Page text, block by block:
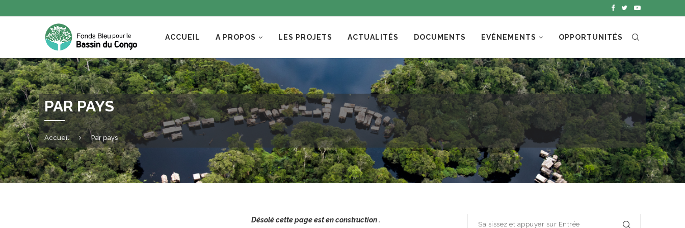
ACCUEIL A PROPOS LES PROJETS ACTUALITÉS DOCUMENTS EVÉNEMENTS OPPORTUNITÉS
PAR PAYS
Accueil Par pays
Désolé cette page est en construction .